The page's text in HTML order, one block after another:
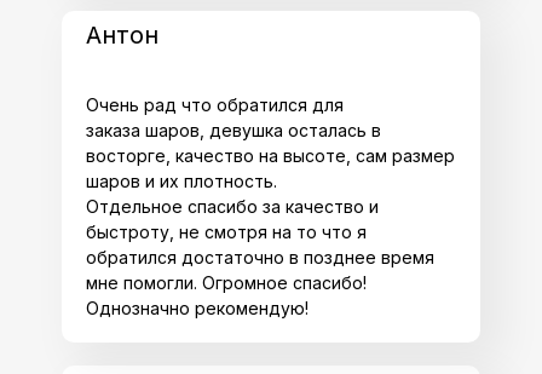
Очень рад что обратился для
заказа шаров, девушка осталась в
восторге, качество на высоте, сам размер
шаров и их плотность.
Отдельное спасибо за качество и
быстроту, не смотря на то что я
обратился достаточно в позднее время
мне помогли. Огромное спасибо!
Однозначно рекомендую!
Антон